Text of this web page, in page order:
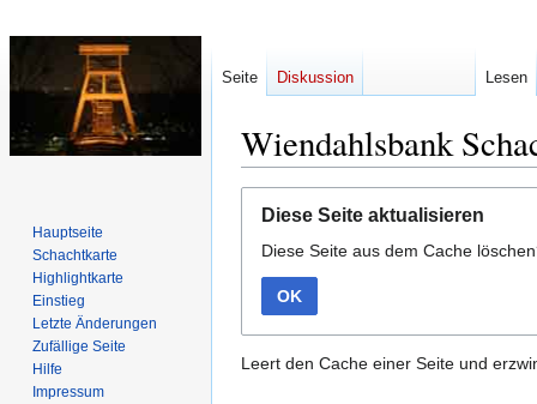
Wiendahlsbank
Navigation
springen
Suche
springen
Diese Seite aktualisieren
Diese Seite aus dem Cache
OK
Leert den Cache einer Seite und
Seite Diskussion Lesen
Hauptseite
Schachtkarte
Highlightkarte
Einstieg
Letzte Änderungen
Zufällige Seite
Hilfe
Impressum